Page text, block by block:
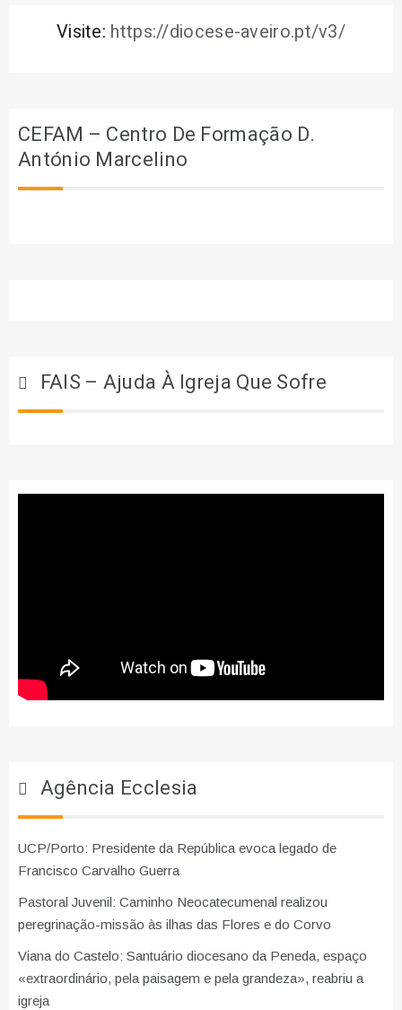
Visite: https://diocese-aveiro.pt/v3/
CEFAM – Centro De Formação D.
António Marcelino
FAIS – Ajuda À Igreja Que Sofre
Agência Ecclesia
UCP/Porto: Presidente da República evoca legado de
Francisco Carvalho Guerra
Pastoral Juvenil: Caminho Neocatecumenal realizou
peregrinação-missão às ilhas das Flores e do Corvo
Viana do Castelo: Santuário diocesano da Peneda, espaço
«extraordinário, pela paisagem e pela grandeza», reabriu a
igreja